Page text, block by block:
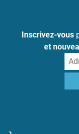
Inscrivez-vous
et